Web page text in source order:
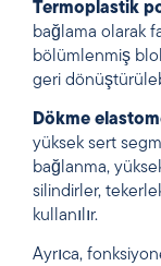
Termoplastik
bağlama olarak
bölümlenmiş
geri
Dökme
yüksek sert
bağlanma,
silindirler,
kullanılır.
Ayrıca,